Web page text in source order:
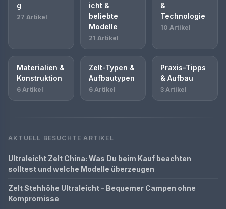
g
27 Artikel
icht &
beliebte
Modelle
21 Artikel
&
Technologie
10 Artikel
Materialien &
Konstruktion
6 Artikel
Zelt-Typen &
Aufbautypen
6 Artikel
Praxis-Tipps
& Aufbau
3 Artikel
AKTUELL BESUCHTE ARTIKEL
Ultraleicht Zelt China: Was Du beim Kauf beachten
solltest und welche Modelle überzeugen
Zelt Stehhöhe Ultraleicht – Bequemer Campen ohne
Kompromisse